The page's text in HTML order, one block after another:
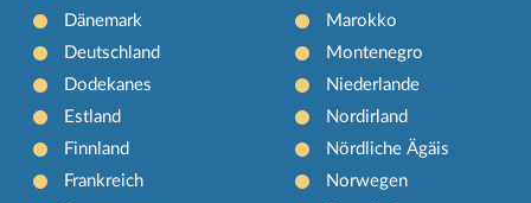
Dänemark
Deutschland
Dodekanes
Estland
Finnland
Frankreich
Marokko
Montenegro
Niederlande
Nordirland
Nördliche Ägäis
Norwegen